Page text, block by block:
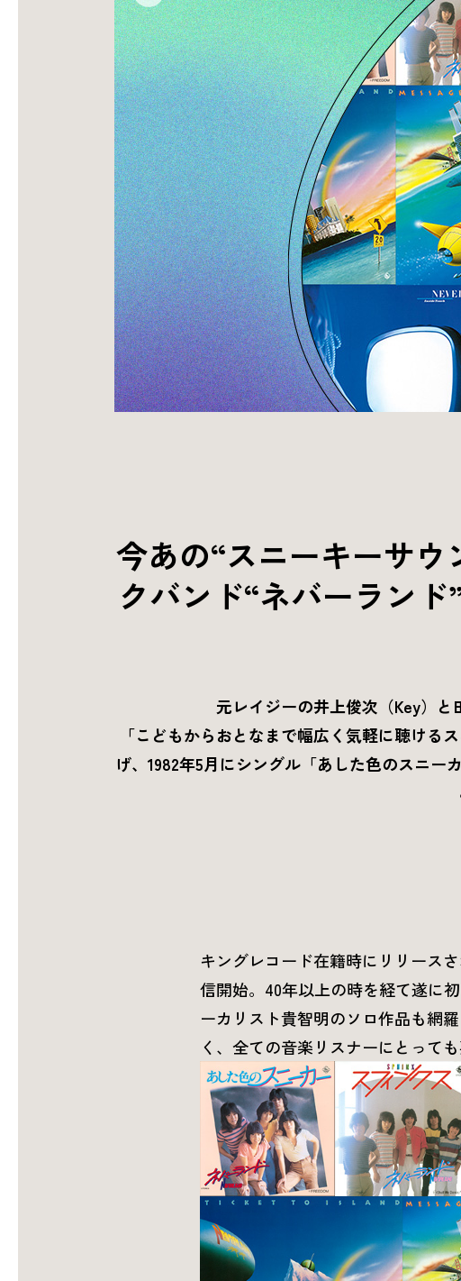
今あの“スニーキーサ
クバンド“ネバーラン
元レイジーの井上俊次（Key）と
「こどもからおとなまで幅広く気軽に聴け
げ、1982年5月にシングル「あした色のスニ
キングレコード在籍時にリリース
信開始。40年以上の時を経て遂に
ーカリスト貴智明のソロ作品も網
く、全ての音楽リスナーにとっても